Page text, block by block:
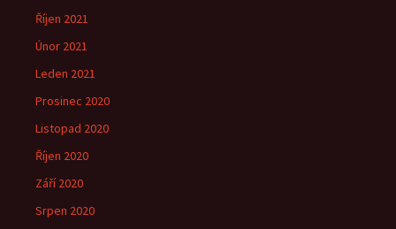
Říjen 2021
Únor 2021
Leden 2021
Prosinec 2020
Listopad 2020
Říjen 2020
Září 2020
Srpen 2020